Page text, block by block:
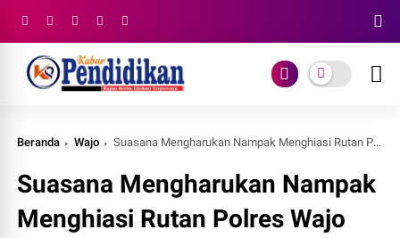
Beranda Wajo Suasana Mengharukan Nampak Menghiasi Rutan Polres Wajo saat Jelang Berbuka Puasa
Suasana Mengharukan Nampak
Menghiasi Rutan Polres Wajo